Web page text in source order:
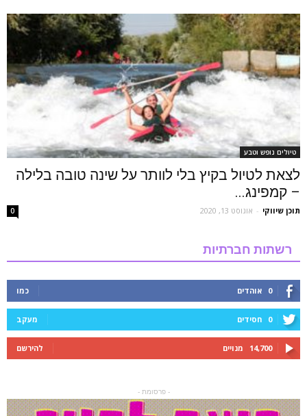
טיולים נופש וטבע
לצאת לטיול בקיץ בלי לוותר על שינה טובה בלילה
– קמפינג...
תוכן שיווקי - אוגוסט 13, 2020 0
רשתות חברתיות
0 אוהדים כמו
0 חסידים מעקב
14,700 מנויים להירשם
- פרסומת -